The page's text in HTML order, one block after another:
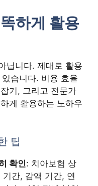
하게 활용
닙니다. 제대로 활용
습니다. 비용 효율
기, 그리고 전문가
게 활용하는 노하우
팁
확인: 치아보험 상
간, 감액 기간, 연